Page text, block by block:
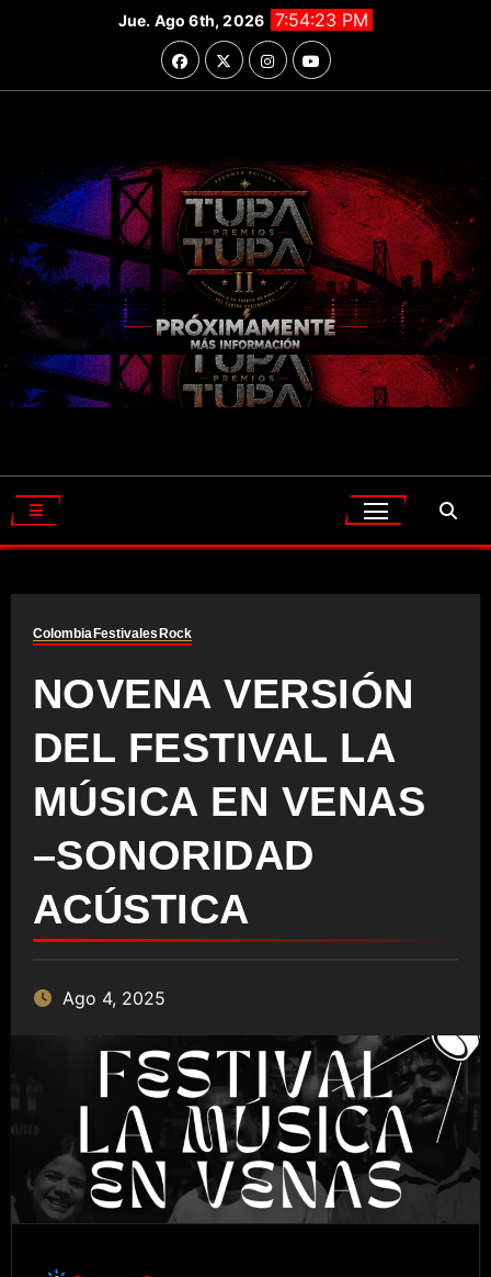
Jue. Ago 6th, 2026 7:54:25 PM
ColombiaFestivalesRock
NOVENA VERSIÓN
DEL FESTIVAL LA
MÚSICA EN VENAS
–SONORIDAD
ACÚSTICA
Ago 4, 2025